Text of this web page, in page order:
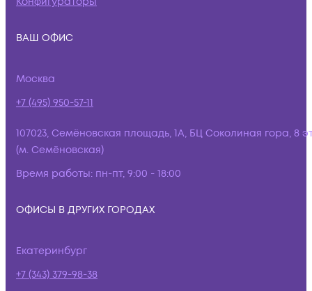
ВАШ ОФИС
Москва
+7 (495) 950-57-11
107023, Семёновская площадь, 1А, БЦ Соколиная гора, 8
(м. Семёновская)
Время работы: пн-пт, 9:00 - 18:00
ОФИСЫ В ДРУГИХ ГОРОДАХ
Екатеринбург
+7 (343) 379-98-38